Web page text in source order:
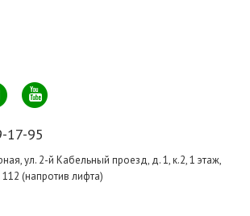
17-95
ул. 2-й Кабельный проезд, д. 1, к.2, 1 этаж,
(напротив лифта)